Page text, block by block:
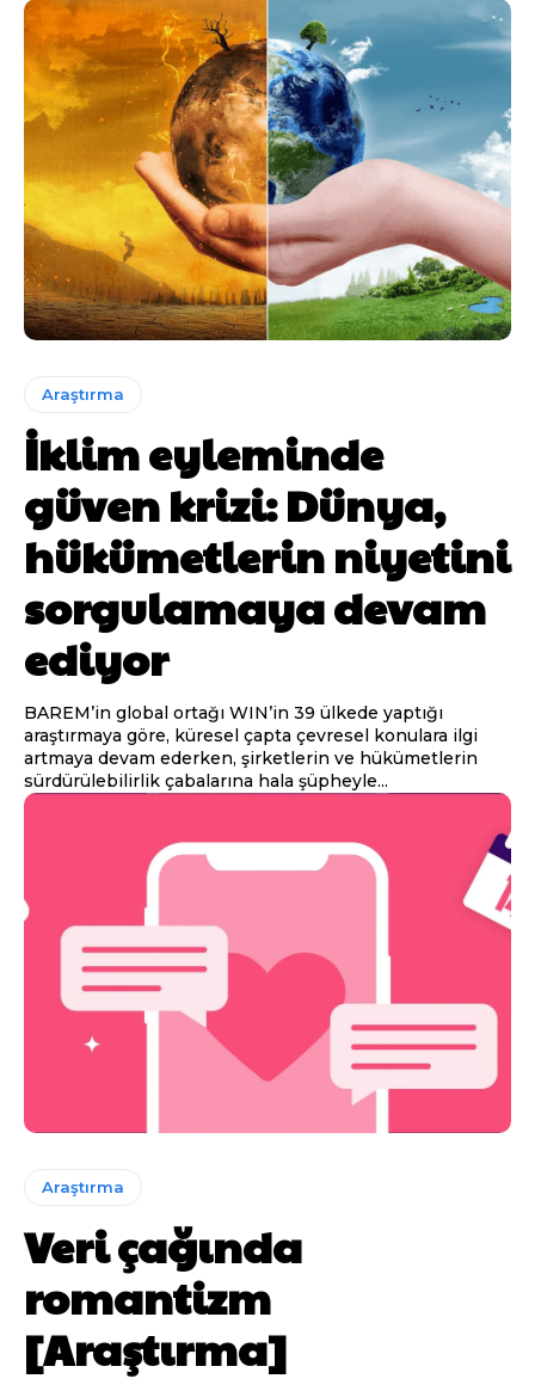
Araştırma
İklim eyleminde
güven krizi: Dünya,
hükümetlerin niyetini
sorgulamaya devam
ediyor
BAREM’in global ortağı WIN’in 39 ülkede yaptığı
araştırmaya göre, küresel çapta çevresel konulara ilgi
artmaya devam ederken, şirketlerin ve hükümetlerin
sürdürülebilirlik çabalarına hala şüpheyle...
Araştırma
Veri çağında
romantizm
[Araştırma]